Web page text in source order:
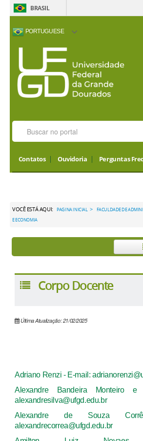
BRASIL
PORTUGUESE
ACESSIBILIDADE ALTO CONTRASTE
VISITORS
Contatos Ouvidoria Perguntas
VOCÊ ESTÁ AQUI: PAGINA INICIAL >
FACULDADE DE
E ECONOMIA
Corpo Docente
Última Atualização: 21/02/2025
Adriano Renzi - E-mail:
Alexandre Bandeira Monteiro
alexandresilva@ufgd.edu.br
Alexandre de Souza
alexandrecorrea@ufgd.edu.br